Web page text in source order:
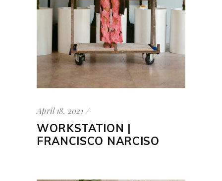
April 18, 2021
WORKSTATION |
FRANCISCO NARCISO